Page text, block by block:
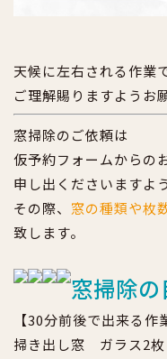
天候に左右される作業で
ご理解賜りますようお
窓掃除のご依頼は
仮予約フォームからの
申し出くださいますよ
その際、 窓の種類や枚
致します。
窓掃除の
【30分前後で出来る作
掃き出し窓 ガラス2枚